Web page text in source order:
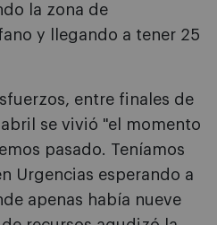
la zona de
y llegando a tener 25
entre finales de
se vivió "el momento
pasado. Teníamos
Urgencias esperando a
apenas había nueve